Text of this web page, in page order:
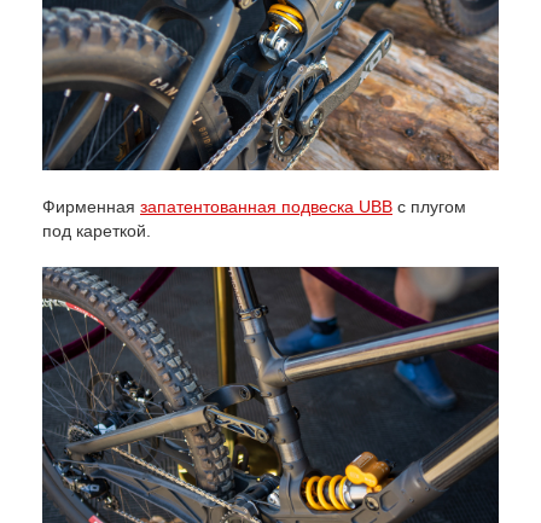
Фирменная запатентованная подвеска UBB с плугом
под кареткой.